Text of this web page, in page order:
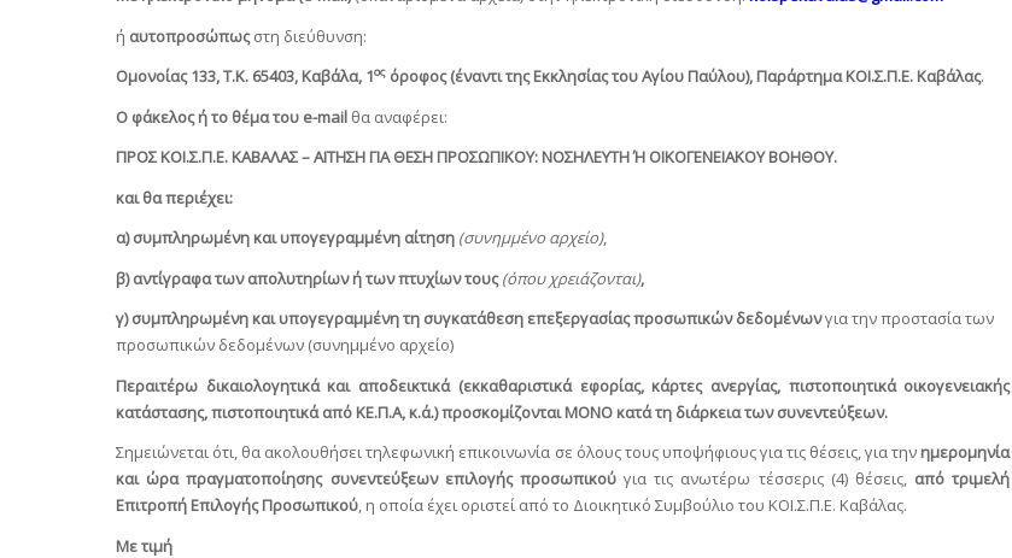
ή αυτοπροσώπωςστη διεύθυνση:
Ομονοίας 133, Τ.Κ. 65403, Καβάλα, 1ος όροφος (έναντι της Εκκλησίας του Αγίου Παύλου), Παράρτημα ΚΟΙ.Σ.Π.Ε. Καβάλας.
O φάκελος ή το θέμα του e-mail θα αναφέρει:
ΠΡΟΣ ΚΟΙ.Σ.Π.Ε. ΚΑΒΑΛΑΣ – ΑΙΤΗΣΗ ΓΙΑ ΘΕΣΗ ΠΡΟΣΩΠΙΚΟΥ: ΝΟΣΗΛΕΥΤΗ Ή ΟΙΚΟΓΕΝΕΙΑΚΟΥ ΒΟΗΘΟΥ.
και θα περιέχει:
α) συμπληρωμένη και υπογεγραμμένη αίτηση (συνημμένο αρχείο),
β) αντίγραφα των απολυτηρίων ή των πτυχίων τους(όπου χρειάζονται),
γ) συμπληρωμένη και υπογεγραμμένη τη συγκατάθεση επεξεργασίας προσωπικών δεδομένωνγια την προστασία των
προσωπικών δεδομένων (συνημμένο αρχείο)
Περαιτέρω δικαιολογητικά και αποδεικτικά (εκκαθαριστικά εφορίας, κάρτες ανεργίας, πιστοποιητικά οικογενειακής
κατάστασης,πιστοποιητικά από ΚΕ.Π.Α, κ.ά.) προσκομίζονται ΜΟΝΟ κατά τη διάρκεια των συνεντεύξεων.
Σημειώνεται ότι, θα ακολουθήσει τηλεφωνική επικοινωνία σε όλους τους υποψήφιους για τις θέσεις, για την ημερομηνία
και ώρα πραγματοποίησης συνεντεύξεων επιλογής προσωπικούγια τις ανωτέρω τέσσερις (4) θέσεις,από τριμελή
Επιτροπή Επιλογής Προσωπικού, η οποία έχει οριστεί από το Διοικητικό Συμβούλιο του ΚΟΙ.Σ.Π.Ε. Καβάλας.
Με τιμή